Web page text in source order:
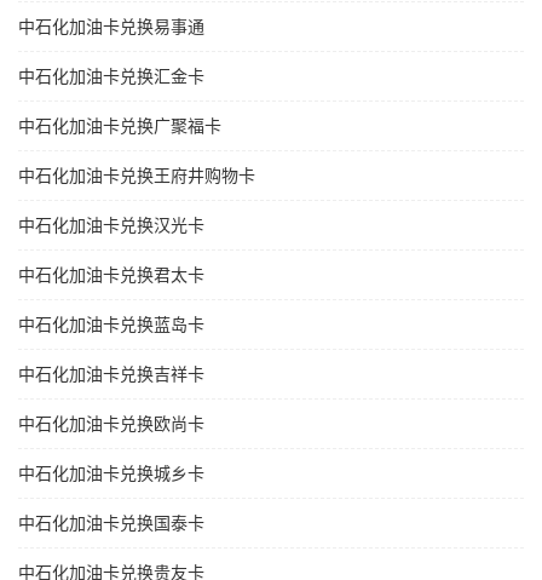
中石化加油卡兑换易事通
中石化加油卡兑换汇金卡
中石化加油卡兑换广聚福卡
中石化加油卡兑换王府井购物卡
中石化加油卡兑换汉光卡
中石化加油卡兑换君太卡
中石化加油卡兑换蓝岛卡
中石化加油卡兑换吉祥卡
中石化加油卡兑换欧尚卡
中石化加油卡兑换城乡卡
中石化加油卡兑换国泰卡
中石化加油卡兑换贵友卡